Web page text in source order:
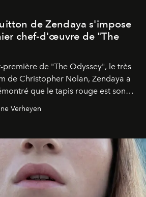
de Zendaya s'impose
chef-d'œuvre de "The
première de "The Odyssey", le très
de Christopher Nolan, Zendaya a
que le tapis rouge est son
privilégié. Fidèle à son statut de
Method Dressing, l'actrice a fait
nécessitant près de 800 heures
Verheyen